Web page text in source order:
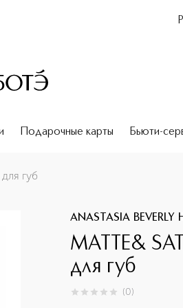
Подарочные карты Бьюти-
губ
ANASTASIA BEVERLY
MATTE&
для губ
0из 0 (0)